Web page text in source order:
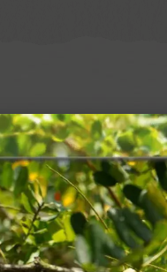
古法淬煉創生新可能